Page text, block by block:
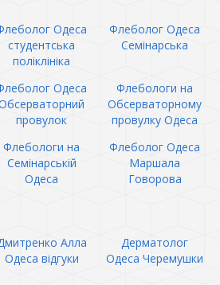
Одеса
студентська
поліклініка
Флеболог Одеса
Семінарська
Одеса
провулок
Флебологи на
Обсерваторному
провулку Одеса
Флебологи на
Семінарській
Одеса
Флеболог Одеса
Маршала
Говорова
Алла
Одеса відгуки
Дерматолог
Одеса Черемушки